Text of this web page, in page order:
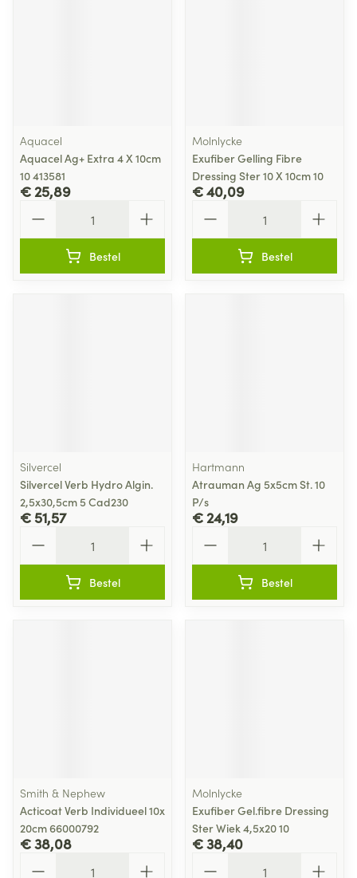
Aquacel
Aquacel Ag+ Extra 4 X 10cm
10 413581
€ 25,89
Bestel
Molnlycke
Exufiber Gelling Fibre
Dressing Ster 10 X 10cm 10
€ 40,09
Bestel
Silvercel
Silvercel Verb Hydro Algin.
2,5x30,5cm 5 Cad230
€ 51,57
Bestel
Hartmann
Atrauman Ag 5x5cm St. 10
P/s
€ 24,19
Bestel
Smith & Nephew
Acticoat Verb Individueel 10x
20cm 66000792
€ 38,08
Molnlycke
Exufiber Gel.fibre Dressing
Ster Wiek 4,5x20 10
€ 38,40